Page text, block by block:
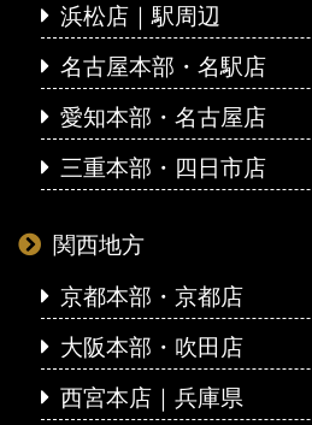
浜松店｜駅周辺
名古屋本部・名駅店
愛知本部・名古屋店
三重本部・四日市店
関西地方
京都本部・京都店
大阪本部・吹田店
西宮本店｜兵庫県